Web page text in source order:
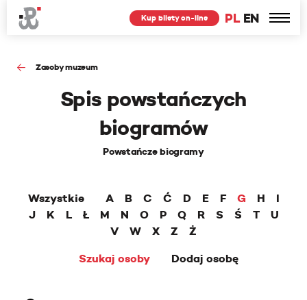
PL EN
Kup bilety on-line
Zasoby muzeum
Spis powstańczych
biogramów
Powstańcze biogramy
Wszystkie A B C Ć D E F G H
I
J
K L Ł M N O P Q R S Ś T
U
V
W X Z
Ż
Szukaj osoby
Dodaj osobę